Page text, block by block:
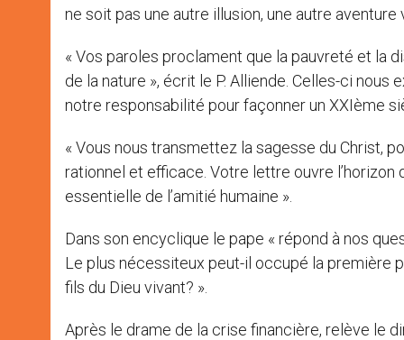
ne soit pas une autre illusion, une autre aventure
« Vos paroles proclament que la pauvreté et la
de la nature », écrit le P. Alliende. Celles-ci
notre responsabilité pour façonner un XXIème
« Vous nous transmettez la sagesse du Christ,
rationnel et efficace. Votre lettre ouvre
essentielle de l’amitié humaine ».
Dans son encyclique le pape « répond à nos
Le plus nécessiteux peut-il occupé la première
fils du Dieu vivant? ».
Après le drame de la crise financière, relève le